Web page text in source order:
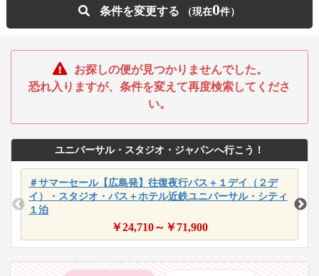
条件を変更する 0
お探しの便が見つかりませんでした。
恐れ入りますが、条件を変えて再度検索してくださ
い。
ユニバーサル・スタジオ・ジャパンへ行こう！
＃サマーセール【広島発】往復夜行バス＋１デイ（２デ
イ）・スタジオ・パス＋ホテル近鉄ユニバーサル・シティ
１泊
￥24,710～￥71,900